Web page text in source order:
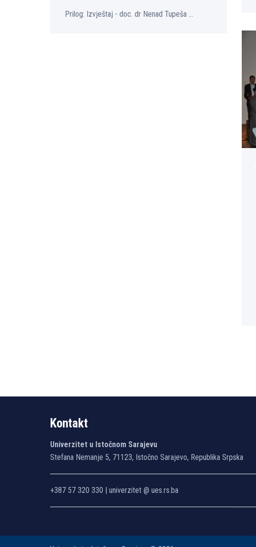
Prilog: Izvještaj - doc. dr Nenad Tupeša ...
Kontakt
Univerzitet u Istočnom Sarajevu
Stefana Nemanje 5, 71123, Istočno Sarajevo, Republika Srpska
+387 57 320 330 | univerzitet @ ues.rs.ba